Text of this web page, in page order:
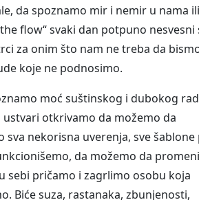
da spoznamo mir i nemir u nama
flow“ svaki dan potpuno nesvesni
za onim što nam ne treba da
koje ne podnosimo.
moć suštinskog i dubokog
ustvari otkrivamo da možemo da
sva nekorisna uverenja, sve šablone
da možemo da
sebi pričamo i zagrlimo osobu koja
Biće suza, rastanaka, zbunjenosti,